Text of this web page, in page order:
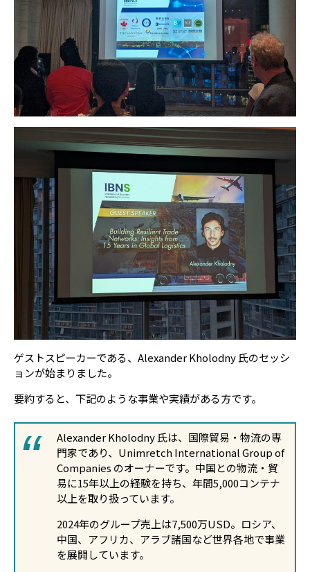
ゲストスピーカーである、Alexander Kholodny 氏のセッシ
ョンが始まりました。
要約すると、下記のような事業や実績がある方です。
Alexander Kholodny 氏は、国際貿易・物流の専
門家であり、Unimretch International Group of
Companies のオーナーです。中国との物流・貿
易に15年以上の経験を持ち、年間5,000コンテナ
以上を取り扱っています。
2024年のグループ売上は7,500万USD。ロシア、
中国、アフリカ、アラブ諸国など世界各地で事業
を展開しています。